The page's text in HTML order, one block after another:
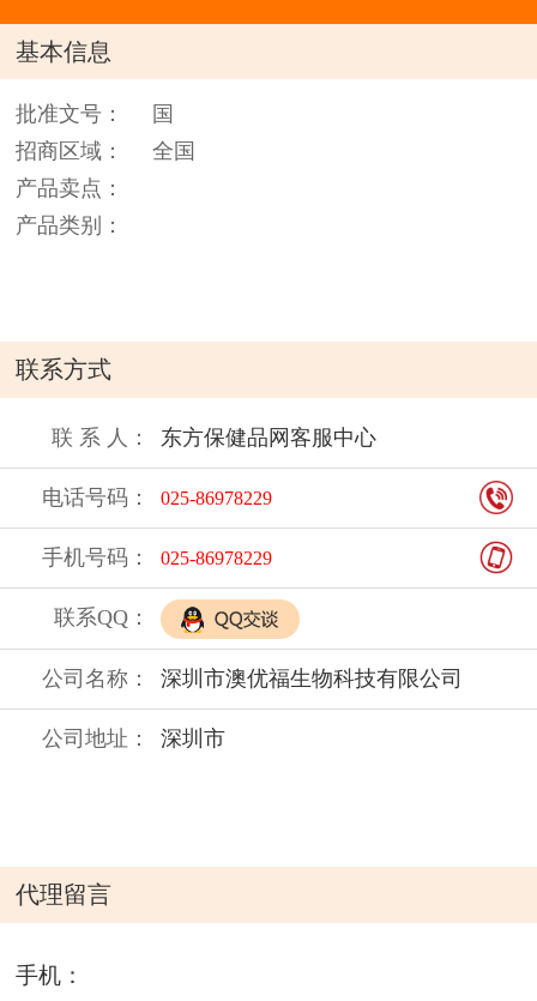
基本信息
批准文号：
国
招商区域：
全国
产品卖点：
产品类别：
联系方式
联 系 人： 东方保健品网客服中心
电话号码： 025-86978229
手机号码： 025-86978229
联系QQ：
公司名称： 深圳市澳优福生物科技有限公司
公司地址： 深圳市
代理留言
手机：